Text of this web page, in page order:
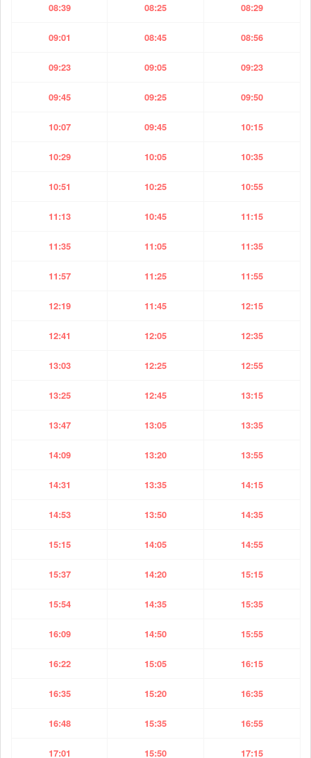
08:39 08:25 08:29
09:01 08:45 08:56
09:23 09:05 09:23
09:45 09:25 09:50
10:07 09:45 10:15
10:29 10:05 10:35
10:51 10:25 10:55
11:13 10:45 11:15
11:35 11:05 11:35
11:57 11:25 11:55
12:19 11:45 12:15
12:41 12:05 12:35
13:03 12:25 12:55
13:25 12:45 13:15
13:47 13:05 13:35
14:09 13:20 13:55
14:31 13:35 14:15
14:53 13:50 14:35
15:15 14:05 14:55
15:37 14:20 15:15
15:54 14:35 15:35
16:09 14:50 15:55
16:22 15:05 16:15
16:35 15:20 16:35
16:48 15:35 16:55
17:01 15:50 17:15